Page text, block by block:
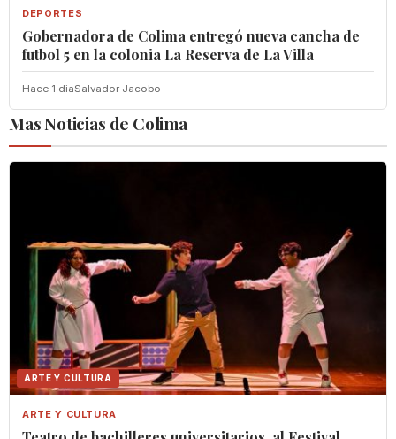
DEPORTES
Gobernadora de Colima entregó nueva cancha de
futbol 5 en la colonia La Reserva de La Villa
Hace 1 diaSalvador Jacobo
Mas Noticias de Colima
ARTE Y CULTURA
ARTE Y CULTURA